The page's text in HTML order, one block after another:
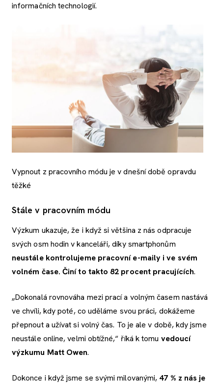
informačních technologií.
Vypnout z pracovního módu je v dnešní době opravdu
těžké
Stále v pracovním módu
Výzkum ukazuje, že i když si většina z nás odpracuje
svých osm hodin v kanceláři, díky smartphonům
neustále kontrolujeme pracovní e-maily i ve svém
volném čase. Činí to takto 82 procent pracujících.
„Dokonalá rovnováha mezi prací a volným časem nastává
ve chvíli, kdy poté, co uděláme svou práci, dokážeme
přepnout a užívat si volný čas. To je ale v době, kdy jsme
neustále online, velmi obtížné,“ říká k tomu vedoucí
výzkumu Matt Owen.
Dokonce i když jsme se svými milovanými, 47 % z nás je